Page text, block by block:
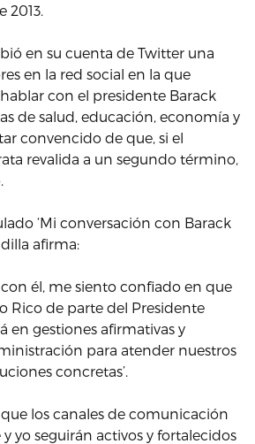
2013.
en su cuenta de Twitter una
en la red social en la que
con el presidente Barack
de salud, educación, economía y
convencido de que, si el
revalida a un segundo término,
‘Mi conversación con Barack
afirma:
con él, me siento confiado en que
Rico de parte del Presidente
en gestiones afirmativas y
para atender nuestros
concretas’.
los canales de comunicación
yo seguirán activos y fortalecidos